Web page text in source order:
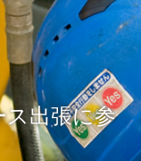
ス出張に参